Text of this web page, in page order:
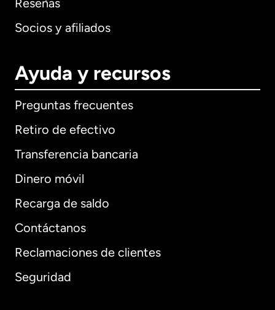
Reseñas
Socios y afiliados
Ayuda y recursos
Preguntas frecuentes
Retiro de efectivo
Transferencia bancaria
Dinero móvil
Recarga de saldo
Contáctanos
Reclamaciones de clientes
Seguridad